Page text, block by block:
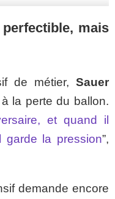
mais
de métier, Sauer
la perte du ballon.
et quand il
la pression”,
demande encore